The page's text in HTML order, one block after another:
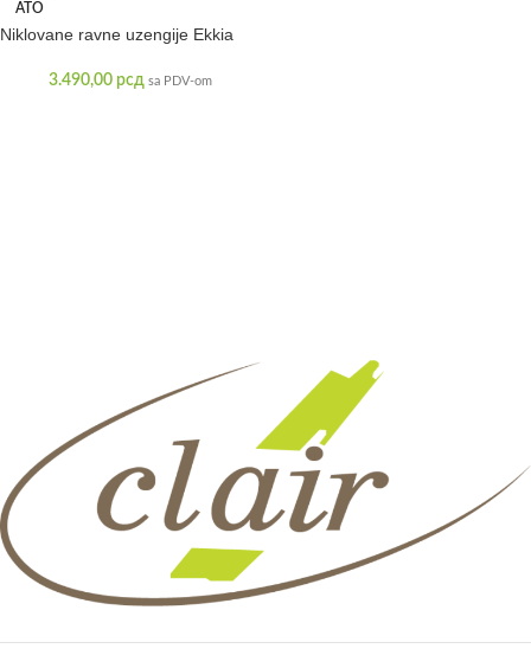
АТО
Niklovane ravne uzengije Ekkia
3.490,00 рсд sa PDV-om